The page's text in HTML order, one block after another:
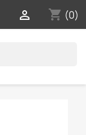
shopping_cart (0)
